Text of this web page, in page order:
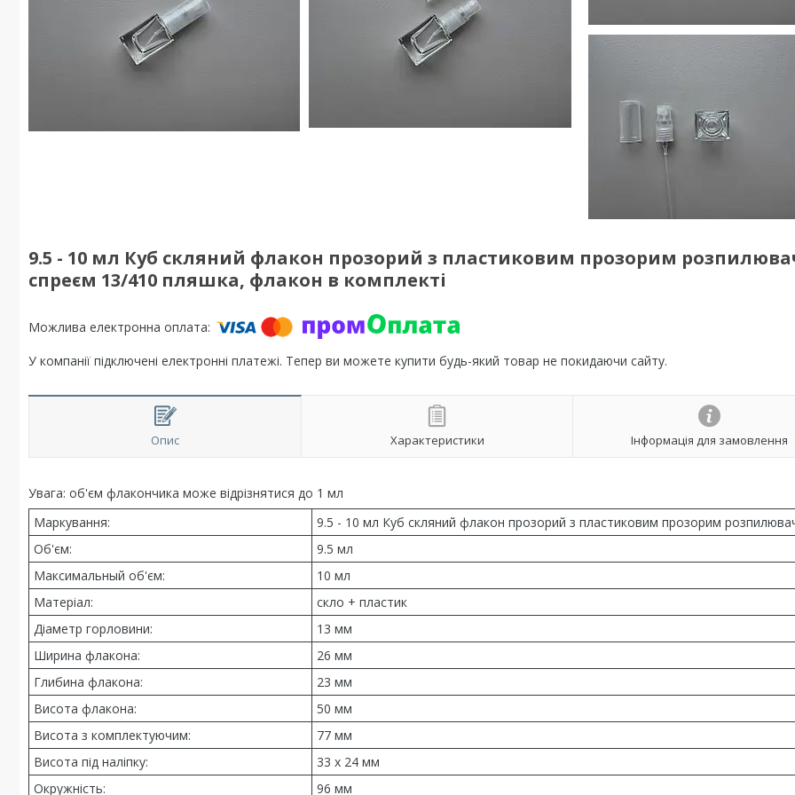
9.5 - 10 мл Куб скляний флакон прозорий з пластиковим прозорим
спреєм 13/410 пляшка, флакон в комплекті
У компанії підключені електронні платежі. Тепер ви можете купити будь-який товар не покидаючи сайту.
Опис Характеристики Інформація для замовлення
Увага: об'єм флакончика може відрізнятися до 1 мл
Маркування:
9.5 - 10 мл Куб скляний флакон прозорий з пластиковим прозорим
Об'єм:
9.5 мл
Максимальный об'єм:
10 мл
Матеріал:
скло + пластик
Діаметр горловини:
13 мм
Ширина флакона:
26 мм
Глибина флакона:
23 мм
Висота флакона:
50 мм
Висота з комплектуючим:
77 мм
Висота під наліпку:
33 х 24 мм
Окружність:
96 мм